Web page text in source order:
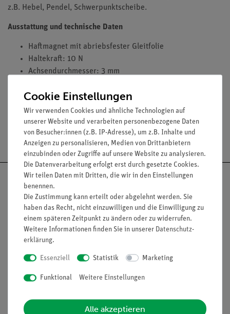
z.B. Hebel, Pendel, Schwerpunktscheibe.
Ausstattung und technische Daten
Haftmagnet mit abriebsfester Gleitfolie
Haltekraft: 10 N
Achsendurchmesser: 3 mm
Versandkostenfrei ab 300,- €
Nach oben
Informationen
Projekte und Lösungen
Service
Beratung & Showroom
Cookie Einstellungen
Wir verwenden Cookies und ähnliche Technologien auf
unserer Website und verarbeiten personenbezogene Daten
von Besucher:innen (z.B. IP-Adresse), um z.B. Inhalte und
Anzeigen zu personalisieren, Medien von Drittanbietern
einzubinden oder Zugriffe auf unsere Website zu analysieren.
Die Datenverarbeitung erfolgt erst durch gesetzte Cookies.
Wir teilen Daten mit Dritten, die wir in den Einstellungen
benennen.
Die Zustimmung kann erteilt oder abgelehnt werden. Sie
haben das Recht, nicht einzuwilligen und die Einwilligung zu
einem späteren Zeitpunkt zu ändern oder zu widerrufen.
Weitere Informationen finden Sie in unserer Daten­schutz­
erklärung.
Essenziell Statistik Marketing
Funktional Weitere Einstellungen
Alle akzeptieren